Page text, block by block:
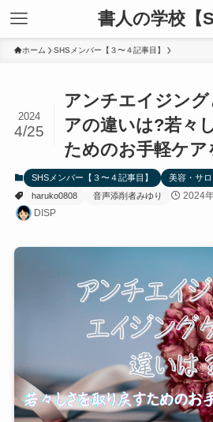
書人の学校【
ホーム SHSメンバー【３〜４記事目】
アンチエイジン
アの違いは?若々
ためのお手軽ケア
2024
4/25
SHSメンバー【３〜４記事目】
美容・サロ
haruko0808
音声添削者みゆり 2024
DISP